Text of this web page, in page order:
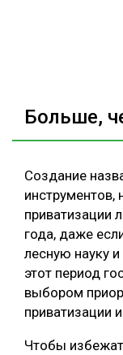
Больше,
Создание
инструментов,
приватизации
года, даже
лесную науку
этот период
выбором
приватизации
Чтобы